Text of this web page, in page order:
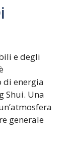
e degli
di energia
Shui. Una
generale